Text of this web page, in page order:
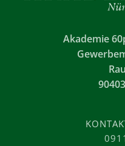
Akademie